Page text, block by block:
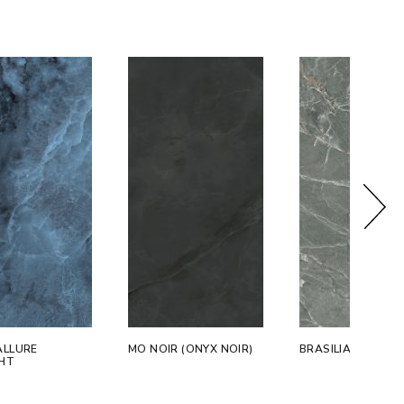
MO NOIR (ONYX NOIR) BRASILIA